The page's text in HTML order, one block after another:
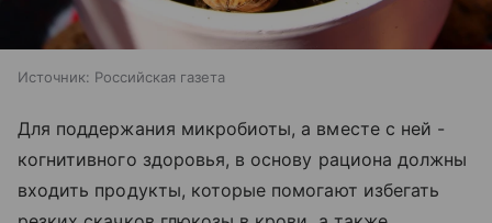
Источник: Российская газета
Для поддержания микробиоты, а вместе с ней -
когнитивного здоровья, в основу рациона должны
входить продукты, которые помогают избегать